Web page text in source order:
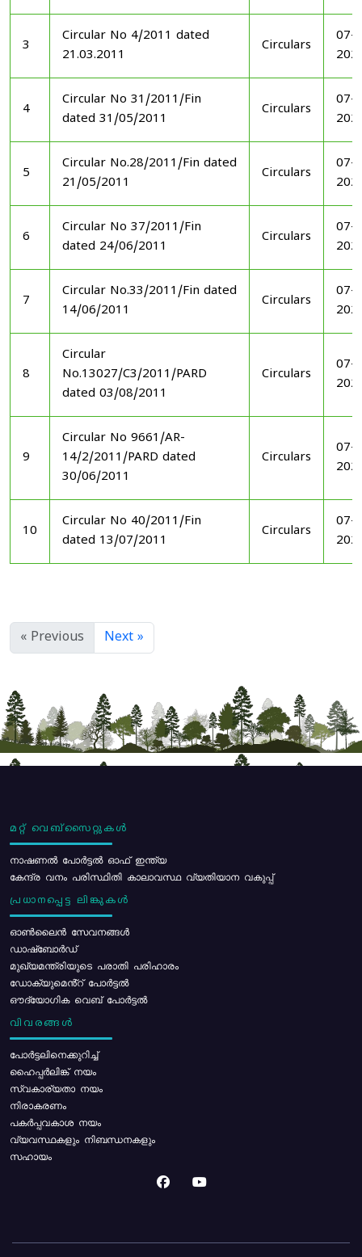
3
Circular No 4/2011 dated
21.03.2011
Circulars
07-
4
Circular No 31/2011/Fin
dated 31/05/2011
Circulars
07-
5
Circular No.28/2011/Fin dated
21/05/2011
Circulars
07-
6
Circular No 37/2011/Fin
dated 24/06/2011
Circulars
07-
7
Circular No.33/2011/Fin dated
14/06/2011
Circulars
07-
8
Circular
No.13027/C3/2011/PARD
dated 03/08/2011
Circulars
07-
9
Circular No 9661/AR-
14/2/2011/PARD dated
30/06/2011
Circulars
07-
10
Circular No 40/2011/Fin
dated 13/07/2011
Circulars
07-
« Previous Next »
മറ്റ് വെബ്സൈറ്റുകൾ
നാഷണൽ പോർട്ടൽ ഓഫ് ഇന്ത്യ
കേന്ദ്ര വനം പരിസ്ഥിതി കാലാവസ്ഥ വ്യതിയാന വകുപ്പ്
പ്രധാനപ്പെട്ട ലിങ്കുകൾ
ഓൺലൈൻ സേവനങ്ങൾ
ഡാഷ്ബോർഡ്
മുഖ്യമന്ത്രിയുടെ പരാതി പരിഹാരം
ഡോക്യുമെൻ്റ് പോർട്ടൽ
ഔദ്യോഗിക വെബ് പോർട്ടൽ
വിവരങ്ങൾ
പോര്‍ട്ടലിനെക്കുറിച്ച്
ഹൈപ്പർലിങ്ക് നയം
സ്വകാര്യതാ നയം
നിരാകരണം
പകർപ്പവകാശ നയം
വ്യവസ്ഥകളും നിബന്ധനകളും
സഹായം